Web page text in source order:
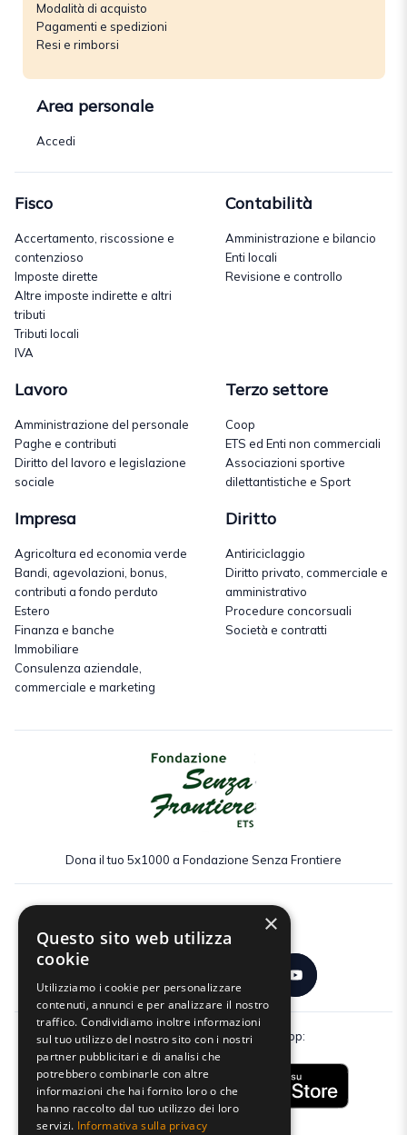
Modalità di acquisto
Pagamenti e spedizioni
Resi e rimborsi
Area personale
Accedi
Fisco
Accertamento, riscossione e
contenzioso
Imposte dirette
Altre imposte indirette e altri
tributi
Tributi locali
IVA
Contabilità
Amministrazione e bilancio
Enti locali
Revisione e controllo
Lavoro
Amministrazione del personale
Paghe e contributi
Diritto del lavoro e legislazione
sociale
Terzo settore
Coop
ETS ed Enti non commerciali
Associazioni sportive
dilettantistiche e Sport
Impresa
Agricoltura ed economia verde
Bandi, agevolazioni, bonus,
contributi a fondo perduto
Estero
Finanza e banche
Immobiliare
Consulenza aziendale,
commerciale e marketing
Diritto
Antiriciclaggio
Diritto privato, commerciale e
amministrativo
Procedure concorsuali
Società e contratti
Dona il tuo 5x1000 a Fondazione Senza Frontiere
Scarica gratuitamente la nostra app:
×
Questo sito web utilizza
cookie
Utilizziamo i cookie per personalizzare
contenuti, annunci e per analizzare il nostro
traffico. Condividiamo inoltre informazioni
sul tuo utilizzo del nostro sito con i nostri
partner pubblicitari e di analisi che
potrebbero combinarle con altre
informazioni che hai fornito loro o che
hanno raccolto dal tuo utilizzo dei loro
servizi. Informativa sulla privacy